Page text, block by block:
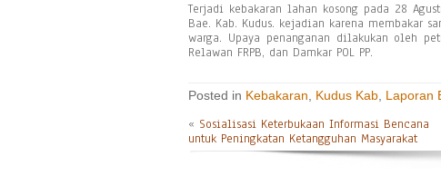
Terjadi kebakaran lahan kosong pada 28
Bae. Kab. Kudus. kejadian karena
warga. Upaya penanganan dilakukan oleh
Relawan FRPB, dan Damkar POL PP.
Posted in Kebakaran Kudus Kab Laporan
« Sosialisasi Keterbukaan Informasi Bencana
untuk Peningkatan Ketangguhan Masyarakat